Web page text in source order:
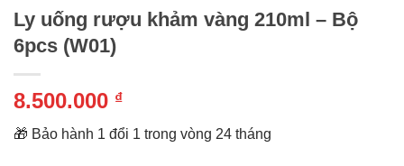
Ly uống rượu khảm vàng 210ml – Bộ
6pcs (W01)
8.500.000 ₫
🎁 Bảo hành 1 đổi 1 trong vòng 24 tháng